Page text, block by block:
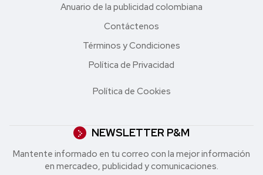
Anuario de la publicidad colombiana
Contáctenos
Términos y Condiciones
Política de Privacidad
Política de Cookies
NEWSLETTER P&M
Mantente informado en tu correo con la mejor in formación
en mercadeo, publicidad y comunicaciones.